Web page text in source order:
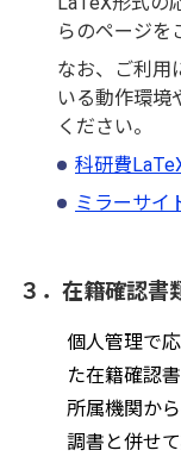
らのページを
なお、ご利用
いる動作環境
ください。
科研費
ミラーサイ
３．在籍確認書
個人管理で
た在籍確認
所属機関か
調書と併せ